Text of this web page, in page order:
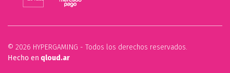
© 2026 HYPERGAMING - Todos los derechos reservados.
Hecho en qloud.ar